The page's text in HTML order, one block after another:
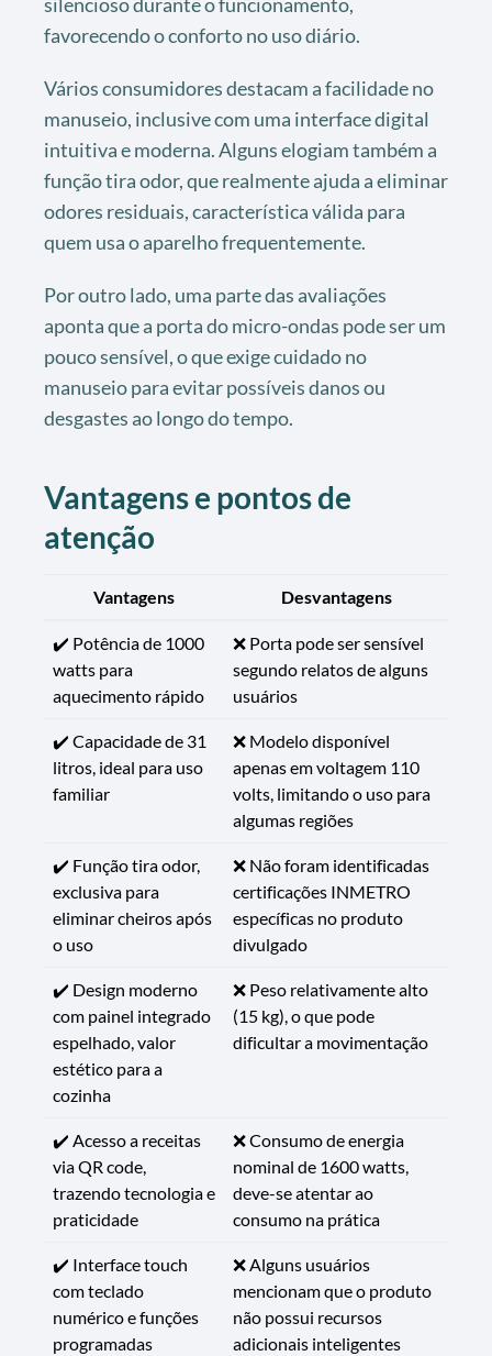
favorecendo o conforto no uso diário.
Vários consumidores destacam a facilidade no
manuseio, inclusive com uma interface digital
intuitiva e moderna. Alguns elogiam também a
função tira odor, que realmente ajuda a eliminar
odores residuais, característica válida para
quem usa o aparelho frequentemente.
Por outro lado, uma parte das avaliações
aponta que a porta do micro-ondas pode ser um
pouco sensível, o que exige cuidado no
manuseio para evitar possíveis danos ou
desgastes ao longo do tempo.
Vantagens e pontos de
atenção
Vantagens Desvantagens
✔️ Potência de 1000
watts para
aquecimento rápido
❌ Porta pode ser sensível
segundo relatos de alguns
usuários
✔️ Capacidade de 31
litros, ideal para uso
familiar
❌ Modelo disponível
apenas em voltagem 110
volts, limitando o uso para
algumas regiões
✔️ Função tira odor,
exclusiva para
eliminar cheiros após
o uso
❌ Não foram identificadas
certificações INMETRO
específicas no produto
divulgado
✔️ Design moderno
com painel integrado
espelhado, valor
estético para a
cozinha
❌ Peso relativamente alto
(15 kg), o que pode
dificultar a movimentação
✔️ Acesso a receitas
via QR code,
trazendo tecnologia e
praticidade
❌ Consumo de energia
nominal de 1600 watts,
deve-se atentar ao
consumo na prática
✔️ Interface touch
com teclado
numérico e funções
programadas
❌ Alguns usuários
mencionam que o produto
não possui recursos
adicionais inteligentes